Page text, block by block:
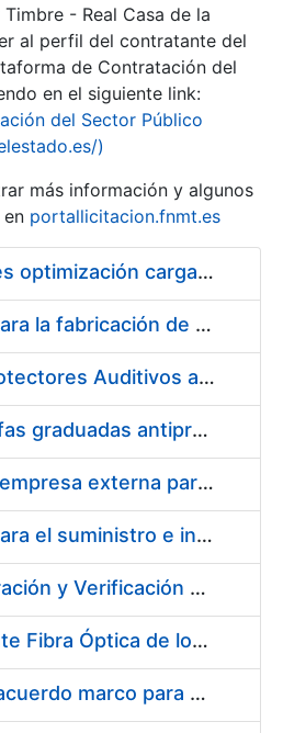
- Real Casa de la
al perfil del contratante del
de Contratación del
en el siguiente link:
del Sector Público
)
más información y algunos
portallicitacion.fnmt.es
Pliego condiciones optimización cargas compras firmado
Acuerdo marco para la fabricación de piezas
Suministro de Protectores Auditivos a medida para las personas trabajadoras de los Centros de Trabajo de Madrid y Burgos
Suministro de gafas graduadas antiproyecciones para los trabajadores de la FNMT-RCM en los centros de trabajo de Madrid y Burgos
Servicios de una empresa externa para el asesoramiento y resolución de los recursos de alzada que se presentan relacionados con procesos de selección para la FNMT-RCM
Acuerdo marco para el suministro e instalación de persianas, estores y otros complementos
Servicio de Calibración y Verificación Externa de los Equipos de Medición del Servicio de Prevención de la FNMT-RCM
Conexión mediante Fibra Óptica de los Centros de Proceso de Datos (CPDs) de las sedes de la FNMT-RCM de Burgos y Madrid
Contratación de acuerdo marco para el Suministro de Material de Electricidad para la Fábrica Nacional de Moneda y Timbre-Real Casa de la Moneda en su centro de trabajo de Burgos